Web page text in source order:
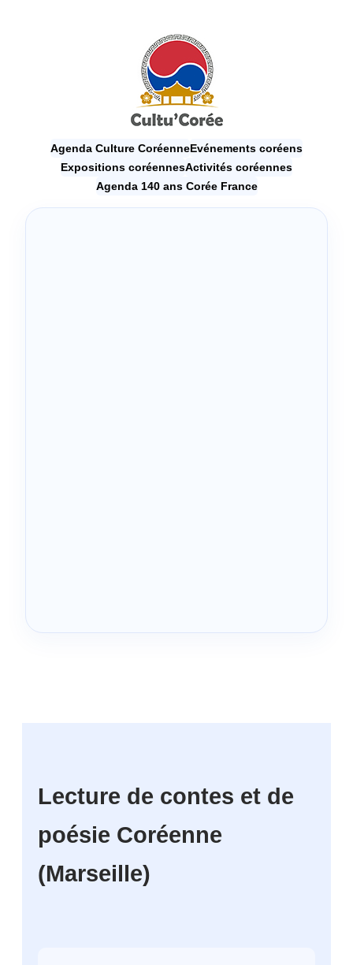
Agenda Culture CoréenneEvénements coréens
Expositions coréennesActivités coréennes
Agenda 140 ans Corée France
Lecture de contes et de
poésie Coréenne
(Marseille)